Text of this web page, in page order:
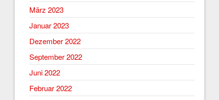
März 2023
Januar 2023
Dezember 2022
September 2022
Juni 2022
Februar 2022